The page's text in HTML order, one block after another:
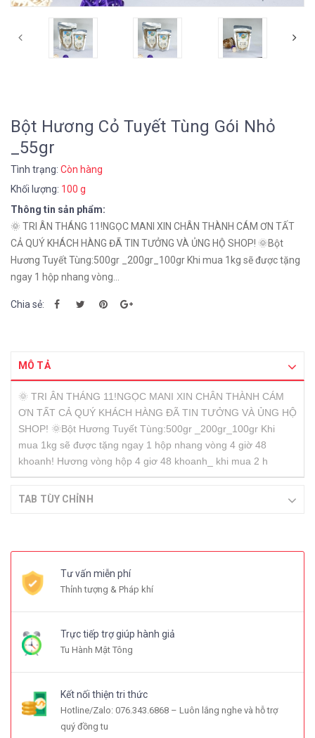
Bột Hương Cỏ Tuyết Tùng Gói Nhỏ
_55gr
Tình trạng: Còn hàng
Khối lượng: 100 g
Thông tin sản phẩm:
🌞 TRI ÂN THÁNG 11!NGỌC MANI XIN CHÂN THÀNH CÁM ƠN TẤT
CẢ QUÝ KHÁCH HÀNG ĐÃ TIN TƯỞNG VÀ ỦNG HỘ SHOP! 🌞Bột
Hương Tuyết Tùng:500gr _200gr_100gr Khi mua 1kg sẽ được tặng
ngay 1 hộp nhang vòng...
Chia sẻ:
MÔ TẢ
🌞 TRI ÂN THÁNG 11!NGỌC MANI XIN CHÂN THÀNH CÁM
ƠN TẤT CẢ QUÝ KHÁCH HÀNG ĐÃ TIN TƯỞNG VÀ ỦNG HỘ
SHOP! 🌞Bột Hương Tuyết Tùng:500gr _200gr_100gr Khi
mua 1kg sẽ được tặng ngay 1 hộp nhang vòng 4 giờ 48
khoanh! Hương vòng hộp 4 giơ 48 khoanh_ khi mua 2 h
TAB TÙY CHỈNH
Tư vấn miễn phí
Thỉnh tượng & Pháp khí
Trực tiếp trợ giúp hành giả
Tu Hành Mật Tông
Kết nối thiện tri thức
Hotline/Zalo: 076.343.6868 – Luôn lắng nghe và hỗ trợ
quý đồng tu